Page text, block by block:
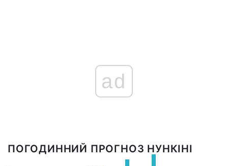
ad
ПОГОДИННИЙ ПРОГНОЗ НУНКІНІ